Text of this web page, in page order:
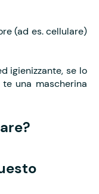
(ad es. cellulare)
igienizzante, se lo
una mascherina